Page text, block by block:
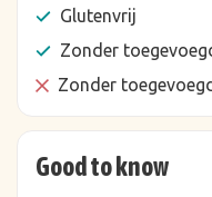
Glutenvrij
Zonder
Zonder
Good to know